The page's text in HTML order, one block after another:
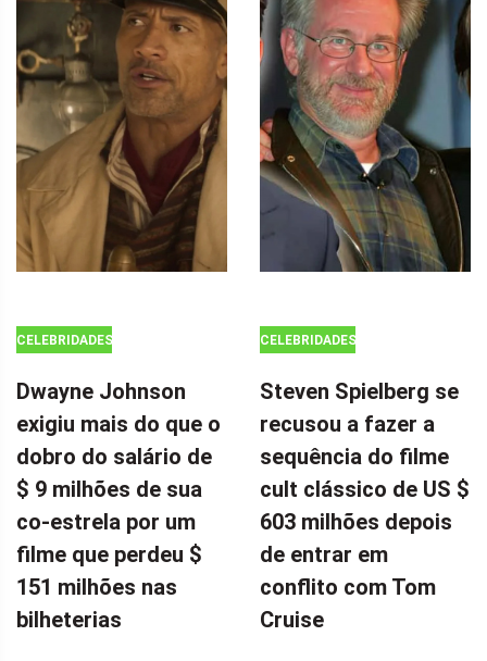
CELEBRIDADES
Dwayne Johnson
exigiu mais do que o
dobro do salário de
$ 9 milhões de sua
co-estrela por um
filme que perdeu $
151 milhões nas
bilheterias
CELEBRIDADES
Steven Spielberg se
recusou a fazer a
sequência do filme
cult clássico de US $
603 milhões depois
de entrar em
conflito com Tom
Cruise